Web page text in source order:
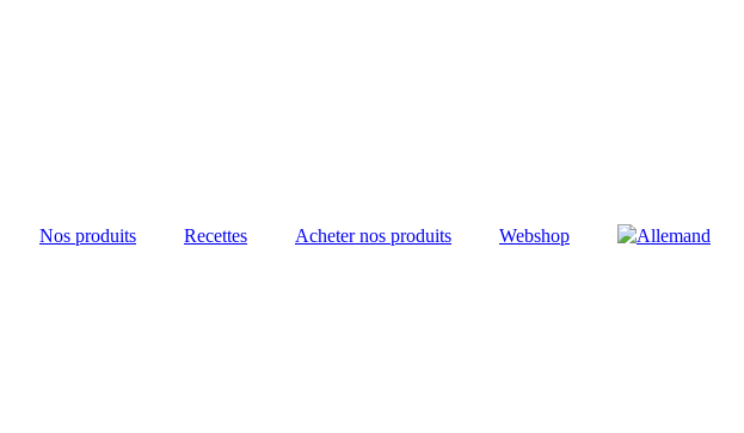
Nos produits Recettes Acheter nos produits
Webshop